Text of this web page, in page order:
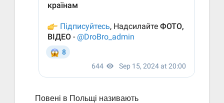
Повені в Польщі називають